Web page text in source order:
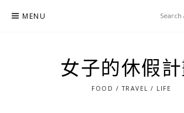
MENU
女子的休假計
FOOD / TRAVEL / LIFE